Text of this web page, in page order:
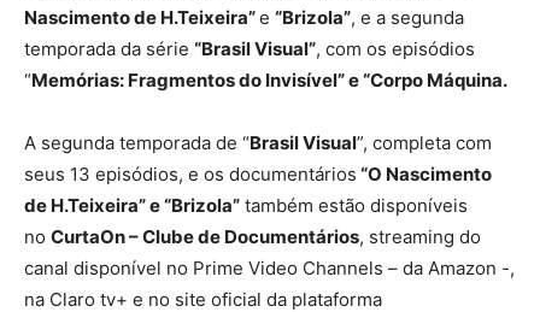
Nascimento de H.Teixeira”e “Brizola”, e a segunda
temporada da série “Brasil Visual”, com os episódios
“Memórias: Fragmentos do Invisível” e “Corpo Máquina.
A segunda temporada de “Brasil Visual”, completa com
seus 13 episódios, e os documentários “O Nascimento
de H.Teixeira” e “Brizola” também estão disponíveis
no CurtaOn – Clube de Documentários, streaming do
canal disponível no Prime Video Channels – da Amazon -,
na Claro tv+ e no site oficial da plataforma